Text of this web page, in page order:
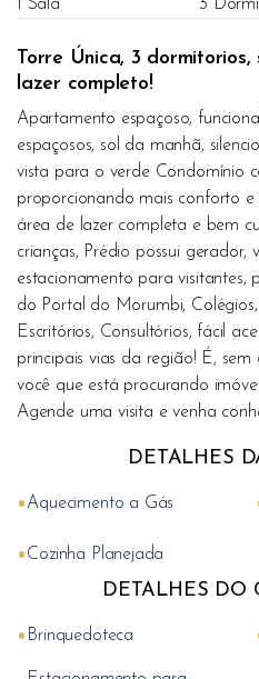
1 Sala 3
Torre Única, 3
lazer completo!
Apartamento espaçoso,
espaçosos, sol da manhã,
vista para o verde Condomínio
proporcionando mais conforto
área de lazer completa e bem
crianças, Prédio possui gerador,
estacionamento para visitantes,
do Portal do Morumbi,
Escritórios, Consultórios, fácil
principais vias da região! É,
você que está procurando
Agende uma visita e venha
DETALHES
•Aquecimento a Gás
•Cozinha Planejada
DETALHES DO
• Brinquedoteca